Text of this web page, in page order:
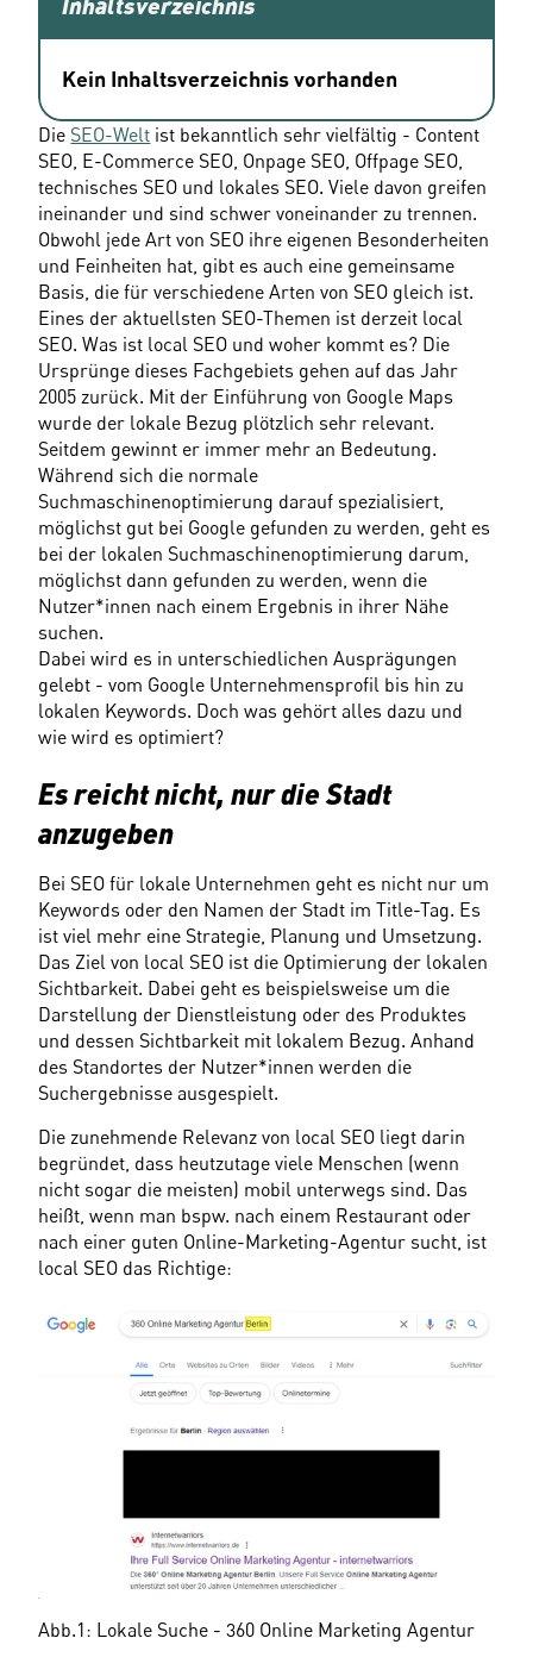
Kein Inhaltsverzeichnis vorhanden
Die SEO-Welt ist bekanntlich sehr vielfältig - Content
SEO, E-Commerce SEO, Onpage SEO, Offpage SEO,
technisches SEO und lokales SEO. Viele davon greifen
ineinander und sind schwer voneinander zu trennen.
Obwohl jede Art von SEO ihre eigenen Besonderheiten
und Feinheiten hat, gibt es auch eine gemeinsame
Basis, die für verschiedene Arten von SEO gleich ist.
Eines der aktuellsten SEO-Themen ist derzeit local
SEO. Was ist local SEO und woher kommt es? Die
Ursprünge dieses Fachgebiets gehen auf das Jahr
2005 zurück. Mit der Einführung von Google Maps
wurde der lokale Bezug plötzlich sehr relevant.
Seitdem gewinnt er immer mehr an Bedeutung.
Während sich die normale
Suchmaschinenoptimierung darauf spezialisiert,
möglichst gut bei Google gefunden zu werden, geht es
bei der lokalen Suchmaschinenoptimierung darum,
möglichst dann gefunden zu werden, wenn die
Nutzer*innen nach einem Ergebnis in ihrer Nähe
suchen.
Dabei wird es in unterschiedlichen Ausprägungen
gelebt - vom Google Unternehmensprofil bis hin zu
lokalen Keywords. Doch was gehört alles dazu und
wie wird es optimiert?
Es reicht nicht, nur die Stadt
anzugeben
Bei SEO für lokale Unternehmen geht es nicht nur um
Keywords oder den Namen der Stadt im Title-Tag. Es
ist viel mehr eine Strategie, Planung und Umsetzung.
Das Ziel von local SEO ist die Optimierung der lokalen
Sichtbarkeit. Dabei geht es beispielsweise um die
Darstellung der Dienstleistung oder des Produktes
und dessen Sichtbarkeit mit lokalem Bezug. Anhand
des Standortes der Nutzer*innen werden die
Suchergebnisse ausgespielt.
Die zunehmende Relevanz von local SEO liegt darin
begründet, dass heutzutage viele Menschen (wenn
nicht sogar die meisten) mobil unterwegs sind. Das
heißt, wenn man bspw. nach einem Restaurant oder
nach einer guten Online-Marketing-Agentur sucht, ist
Abb.1: Lokale Suche - 360 Online Marketing Agentur